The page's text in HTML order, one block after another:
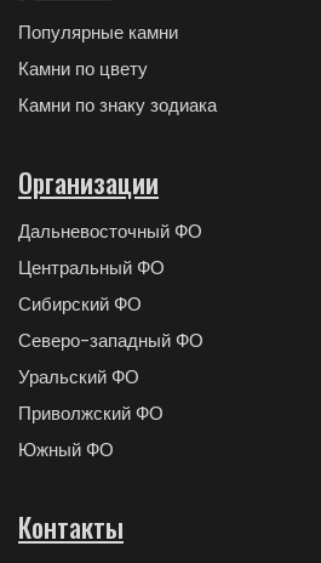
Популярные камни
Камни по цвету
Камни по знаку зодиака
Организации
Дальневосточный ФО
Центральный ФО
Сибирский ФО
Северо-западный ФО
Уральский ФО
Приволжский ФО
Южный ФО
Контакты